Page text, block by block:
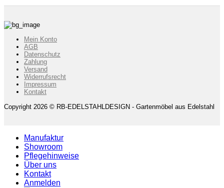
Mein Konto
AGB
Datenschutz
Zahlung
Versand
Widerrufsrecht
Impressum
Kontakt
Copyright 2026 © RB-EDELSTAHLDESIGN - Gartenmöbel aus Edelstahl
Manufaktur
Showroom
Pflegehinweise
Über uns
Kontakt
Anmelden